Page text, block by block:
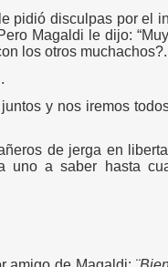
pidió disculpas por el
Magaldi le dijo:
los otros muchachos?.
y nos iremos
de jerga en
uno a saber hasta